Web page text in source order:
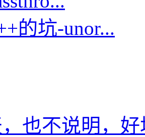
的坑-unor...
也不说明，好